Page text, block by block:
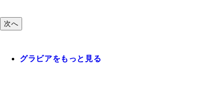
次へ
グラビアをもっと見る